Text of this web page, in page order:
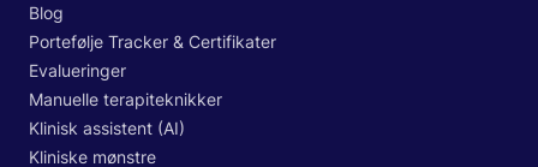
Blog
Portefølje Tracker & Certifikater
Evalueringer
Manuelle terapiteknikker
Klinisk assistent (AI)
Kliniske mønstre